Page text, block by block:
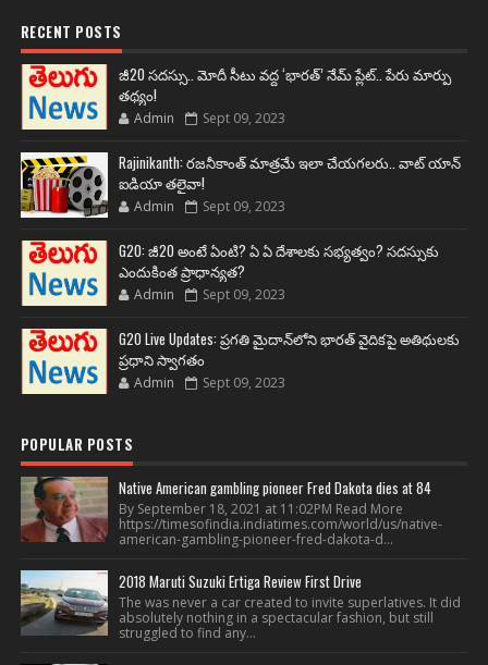
RECENT POSTS
జీ20 సదస్సు.. మోదీ సీటు వద్ద ‘భారత్’ నేమ్ ప్లేట్‌.. పేరు మార్పు
తథ్యం!
Admin Sept 09, 2023
Rajinikanth: రజనీకాంత్ మాత్రమే ఇలా చేయగలరు.. వాట్ యాన్
ఐడియా తలైవా!
Admin Sept 09, 2023
G20: జీ20 అంటే ఏంటి? ఏ ఏ దేశాలకు సభ్యత్వం? సదస్సుకు
ఎందుకింత ప్రాధాన్యత?
Admin Sept 09, 2023
G20 Live Updates: ప్రగతి మైదాన్‌లోని భారత్ వైదికపై అతిథులకు
ప్రధాని స్వాగతం
Admin Sept 09, 2023
POPULAR POSTS
Native American gambling pioneer Fred Dakota dies at 84
By September 18, 2021 at 11:02PM Read More
https://timesofindia.indiatimes.com/world/us/native-
american-gambling-pioneer-fred-dakota-d...
2018 Maruti Suzuki Ertiga Review First Drive
The was never a car created to invite superlatives. It did
absolutely nothing in a spectacular fashion, but still
struggled to find any...